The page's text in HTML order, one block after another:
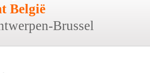
België
Brussel